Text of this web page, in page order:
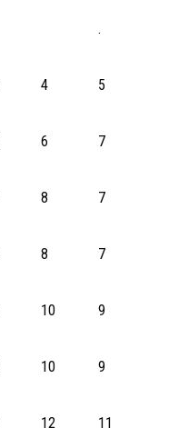
.
4 5
6 7
8 7
8 7
10 9
10 9
12 11